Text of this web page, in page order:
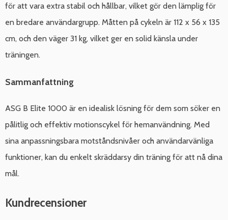
för att vara extra stabil och hållbar, vilket gör den lämplig för
en bredare användargrupp. Måtten på cykeln är 112 x 56 x 135
cm, och den väger 31 kg, vilket ger en solid känsla under
träningen.
Sammanfattning
ASG B Elite 1000 är en idealisk lösning för dem som söker en
pålitlig och effektiv motionscykel för hemanvändning. Med
sina anpassningsbara motståndsnivåer och användarvänliga
funktioner, kan du enkelt skräddarsy din träning för att nå dina
mål.
Kundrecensioner